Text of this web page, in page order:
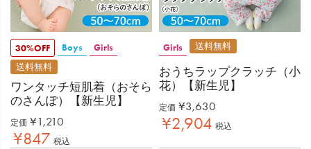
30%OFF Boys Girls
送料無料
ワンタッチ短肌着（おそら
のさんぽ）【新生児】
定価 ¥ 1,210
¥847 税込
Girls 送料無料
おうちラップクラッチ（小
花）【新生児】
定価 ¥3,630
¥2,904 税込